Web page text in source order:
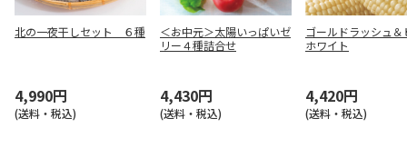
北の一夜干しセット ６種
4,990円
(送料・税込)
＜お中元＞太陽いっぱいゼ
リー４種詰合せ
4,430円
(送料・税込)
ゴールドラッシュ＆
ホワイト
4,420円
(送料・税込)